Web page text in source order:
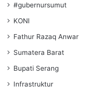
#gubernursumut
KONI
Fathur Razaq Anwar
Sumatera Barat
Bupati Serang
Infrastruktur